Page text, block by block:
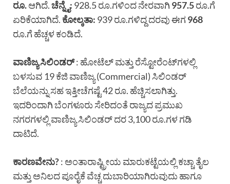
ರೂ.ಆಗಿದೆ.ಚೆನ್ನೈ: 928.5 ರೂ.ಗಳಿಂದ ನೇರವಾಗಿ 957.5ರೂ.ಗೆ
ಏರಿಕೆಯಾಗಿದೆ. ಕೋಲ್ಕತಾ: 939 ರೂ.ಗಳಿದ್ದ ದರವು ಈಗ 968
ರೂ.ಗೆ ಹೆಚ್ಚಳ ಕಂಡಿದೆ.
ವಾಣಿಜ್ಯಸಿಲಿಂಡರ್: ಹೋಟೆಲ್ ಮತ್ತು ರೆಸ್ಟೋರೆಂಟ್‌ಗಳಲ್ಲಿ
ಬಳಸುವ 19 ಕೆಜಿ ವಾಣಿಜ್ಯ (Commercial) ಸಿಲಿಂಡರ್
ಬೆಲೆಯನ್ನು ಸಹ ಇತ್ತೀಚೆಗಷ್ಟೆ 42 ರೂ. ಹೆಚ್ಚಿಸಲಾಗಿತ್ತು.
ಇದರಿಂದಾಗಿ ಬೆಂಗಳೂರು ಸೇರಿದಂತೆ ರಾಜ್ಯದ ಪ್ರಮುಖ
ನಗರಗಳಲ್ಲಿ ವಾಣಿಜ್ಯ ಸಿಲಿಂಡರ್ ದರ 3,100 ರೂ.ಗಳ ಗಡಿ
ದಾಟಿದೆ.
ಕಾರಣವೇನು?: ಅಂತಾರಾಷ್ಟ್ರೀಯ ಮಾರುಕಟ್ಟೆಯಲ್ಲಿ ಕಚ್ಚಾ ತೈಲ
ಮತ್ತು ಅನಿಲದ ಪೂರೈಕೆ ವೆಚ್ಚ ದುಬಾರಿಯಾಗಿರುವುದು ಹಾಗೂ